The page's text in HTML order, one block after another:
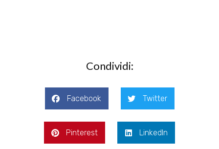
Condividi:
Facebook Twitter
Pinterest LinkedIn